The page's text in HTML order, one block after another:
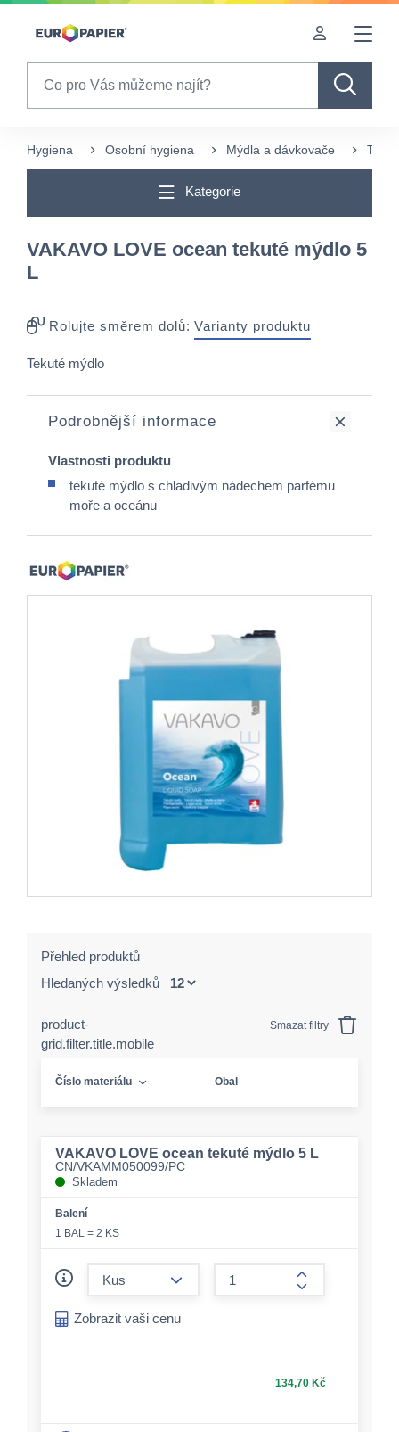
Table Of Content
Hygiena Osobní hygiena Mýdla a dávkovače
Kategorie
VAKAVO LOVE ocean tekuté mýdlo 5
L
Rolujte směrem dolů: Varianty produktu
Tekuté mýdlo
Podrobnější informace
Vlastnosti produktu
tekuté mýdlo s chladivým nádechem parfému
moře a oceánu
Přehled produktů
Hledaných výsledků
product-
grid.filter.title.mobile
Smazat filtry
Číslo materiálu Obal
VAKAVO LOVE ocean tekuté mýdlo 5 L
CN/VKAMM050099/PC
Skladem
Balení
1 BAL = 2 KS
form.increase-
Zobrazit vaši cenu
134,70 Kč